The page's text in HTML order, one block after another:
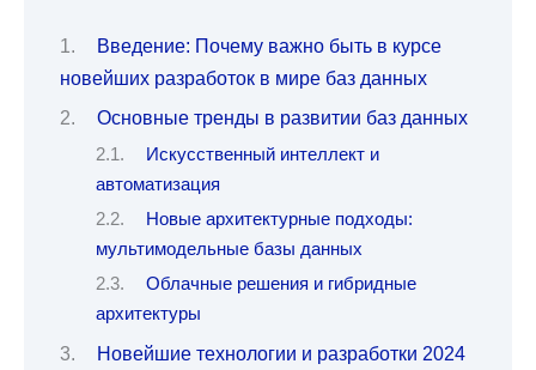
Введение: Почему важно быть в курсе
новейших разработок в мире баз данных
Основные тренды в развитии баз данных
Искусственный интеллект и
автоматизация
Новые архитектурные подходы:
мультимодельные базы данных
Облачные решения и гибридные
архитектуры
Новейшие технологии и разработки 2024